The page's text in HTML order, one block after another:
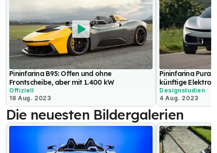
Pininfarina B95: Offen und ohne
Frontscheibe, aber mit 1.400 kW
Offiziell
18 Aug. 2023
Pininfarina Pura
künftige Elektro-
Designstudien
4 Aug. 2023
Die neuesten Bildergalerien